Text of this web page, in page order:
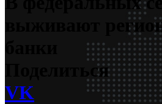
выживают
Поделиться
VK